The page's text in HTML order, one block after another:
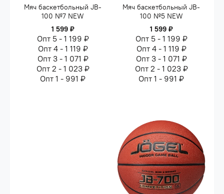
Мяч баскетбольный JB-
100 №7 NEW
1 599 ₽
Опт 5 - 1 199 ₽
Опт 4 - 1 119 ₽
Опт 3 - 1 071 ₽
Опт 2 - 1 023 ₽
Опт 1 - 991 ₽
Мяч баскетбольный JB-
100 №5 NEW
1 599 ₽
Опт 5 - 1 199 ₽
Опт 4 - 1 119 ₽
Опт 3 - 1 071 ₽
Опт 2 - 1 023 ₽
Опт 1 - 991 ₽